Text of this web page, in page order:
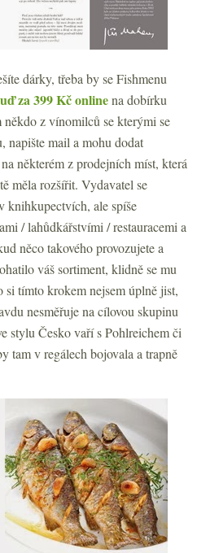
dárky, třeba by se Fishmenu
za 399 Kč onlinena dobírku
z vínomilců se kterými se
napište mail a mohu dodat
některém z prodejních míst, která
měla rozšířit. Vydavatel se
knihkupectvích, ale spíše
/ lahůdkářstvími / restauracemi a
něco takového provozujete a
váš sortiment, klidně se mu
tímto krokem nejsem úplně jist,
nesměřuje na cílovou skupinu
stylu Česko vaří s Pohlreichem či
tam v regálech bojovala a trapně